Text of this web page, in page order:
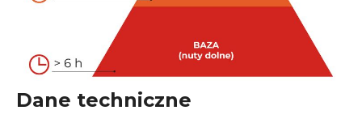
Dane techniczne